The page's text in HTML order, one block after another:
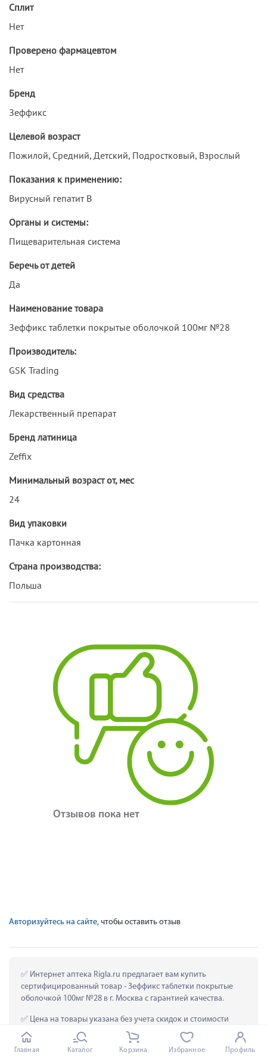
Сплит
Нет
Проверено фармацевтом
Нет
Бренд
Зеффикс
Целевой возраст
Пожилой, Средний, Детский, Подростковый, Взрослый
Показания к применению:
Вирусный гепатит В
Органы и системы:
Пищеварительная система
Беречь от детей
Да
Наименование товара
Зеффикс таблетки покрытые оболочкой 100мг №28
Производитель:
GSK Trading
Вид средства
Лекарственный препарат
Бренд латиница
Zeffix
Минимальный возраст от, мес
24
Вид упаковки
Пачка картонная
Страна производства:
Польша
Отзывов пока нет
Авторизуйтесь на сайте, чтобы оставить отзыв
Интернет аптека Rigla.ru предлагает вам купить
сертифицированный товар - Зеффикс таблетки покрытые
оболочкой 100мг №28 в г. Москва с гарантией качества.
Цена на товары указана без учета скидок и стоимости
доставки.
Бонусная и специальные акции на Зеффикс таблетки
Главная Каталог Корзина Избранное Профиль